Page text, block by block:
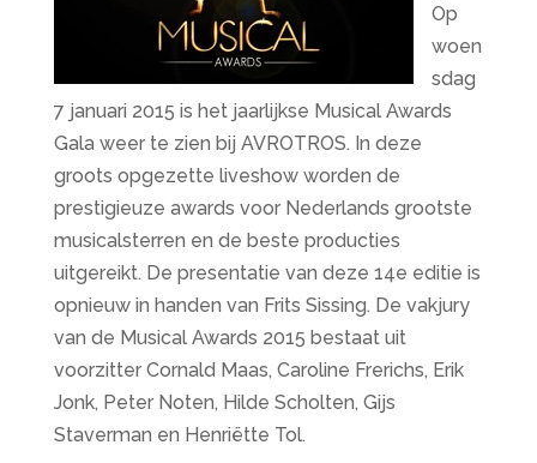
Op
woen
sdag
7 januari 2015 is het jaarlijkse Musical Awards
Gala weer te zien bij AVROTROS. In deze
groots opgezette liveshow worden de
prestigieuze awards voor Nederlands grootste
musicalsterren en de beste producties
uitgereikt. De presentatie van deze 14e editie is
opnieuw in handen van Frits Sissing. De vakjury
van de Musical Awards 2015 bestaat uit
voorzitter Cornald Maas, Caroline Frerichs, Erik
Jonk, Peter Noten, Hilde Scholten, Gijs
Staverman en Henriëtte Tol.